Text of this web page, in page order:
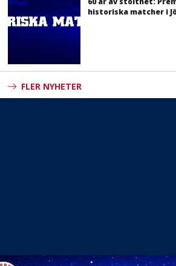
historiska matcher i
FLER NYHETER